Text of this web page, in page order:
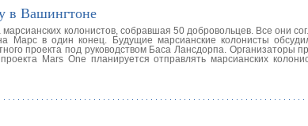
в Вашингтоне
колонистов, собравшая 50 добровольцев. Все они
Марс в один конец. Будущие марсианские колонисты
проекта под руководством Баса Лансдорпа. Организаторы
Mars One планируется отправлять марсианских